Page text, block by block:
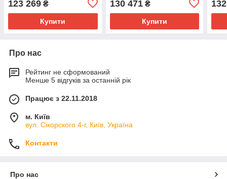
123 269 ₴
Купити
130 471₴
Купити
Про нас
Рейтинг не сформований
Менше 5 відгуків за останній рік
Працює з 22.11.2018
м. Київ
вул. Сікорского 4-г, Київ, Україна
Контакти
Про нас